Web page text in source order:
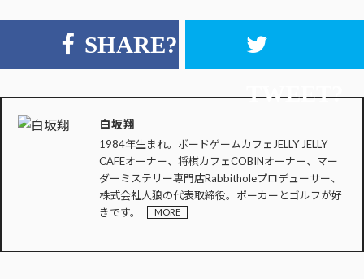
SHARE?
TWEET?
白坂翔
1984年生まれ。ボードゲームカフェJELLY JELLY
CAFEオーナー、将棋カフェCOBINオーナー、マー
ダーミステリー専門店Rabbitholeプロデューサー、
株式会社人狼の代表取締役。ポーカーとゴルフが好
きです。
MORE